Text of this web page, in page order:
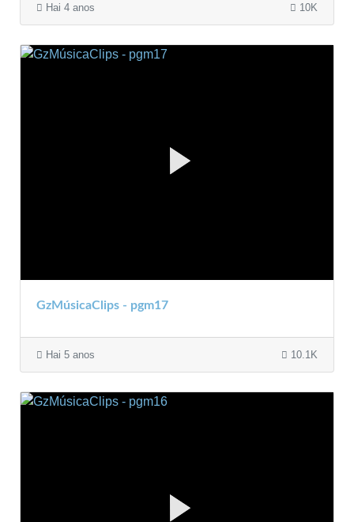
Hai 4 anos 10K
GzMúsicaClips - pgm17
Hai 5 anos 10.1K